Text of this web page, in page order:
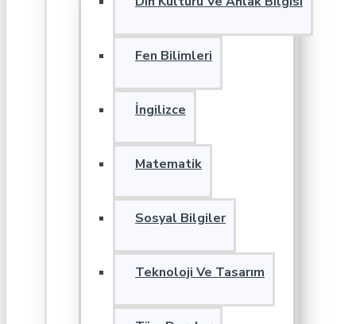
Fen Bilimleri
İngilizce
Matematik
Sosyal Bilgiler
Teknoloji Ve Tasarım